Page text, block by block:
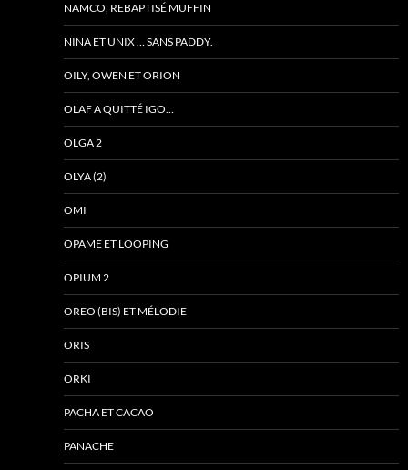
NAMCO, REBAPTISÉ MUFFIN
NINA ET UNIX … SANS PADDY.
OILY, OWEN ET ORION
OLAF A QUITTÉ IGO…
OLGA 2
OLYA (2)
OMI
OPAME ET LOOPING
OPIUM 2
OREO (BIS) ET MÉLODIE
ORIS
ORKI
PACHA ET CACAO
PANACHE